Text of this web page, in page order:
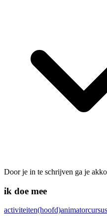
Door je in te schrijven ga je
ik doe mee
activiteiten(hoofd)animatorcursus